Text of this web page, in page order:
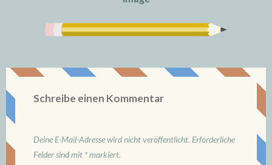
Schreibe einen Kommentar
Deine E-Mail-Adresse wird nicht veröffentlicht. Erforderliche
Felder sind mit *markiert.